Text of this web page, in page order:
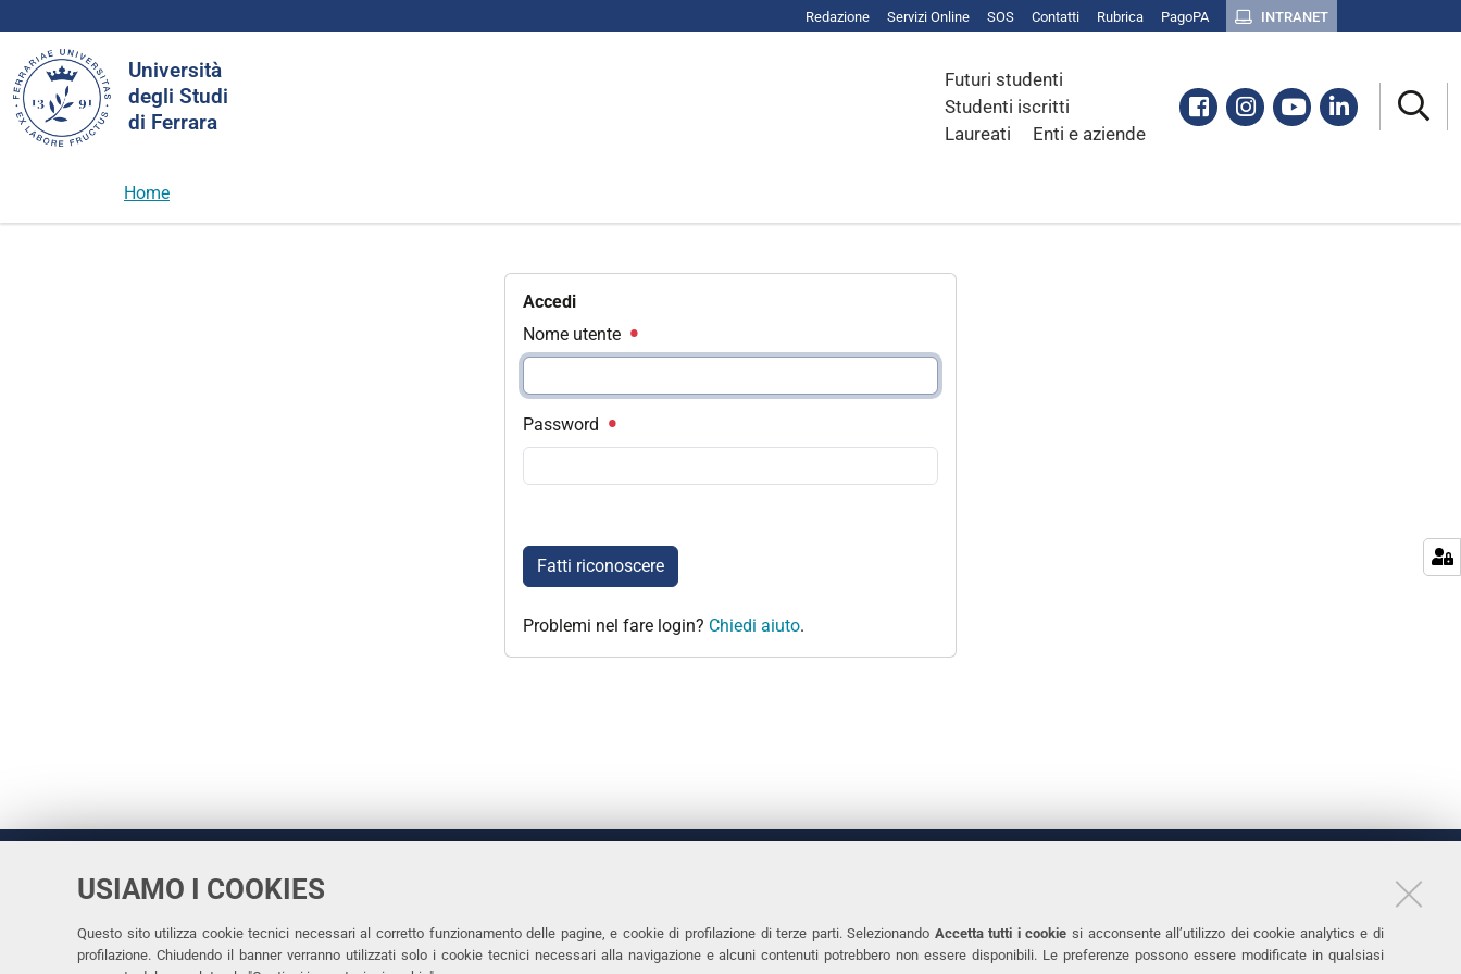
USIAMO I COOKIES
Questo sito utilizza cookie tecnici necessari al corretto funzionamento delle pagine, e cookie di profilazione di terze parti. Selezionando Accetta tutti i cookie si acconsente all’utilizzo dei cookie analytics e di
profilazione. Chiudendo il banner verranno utilizzati solo i cookie tecnici necessari alla navigazione e alcuni contenuti potrebbero non essere disponibili. Le preferenze possono essere modificate in qualsiasi
Redazione Servizi Online SOS Contatti Rubrica PagoPA INTRANET
Università
degli Studi
di Ferrara
Futuri studenti
Studenti iscritti
Laureati
Enti e aziende
Facebook
Instagram
YoutubeLinkedin
nel
sito
Home
Accedi
Nome utente
Password
Fatti riconoscere
Problemi nel fare login? Chiedi aiuto.
Università
di Ferrara
Rettrice: Prof.ssa Laura Ramaciotti
via Ludovico Ariosto, 35 - 44121 Ferrara
Tel. +39 0532 293111
Fax. +39 0532 293031
Accessibilità
Protezione dati personali